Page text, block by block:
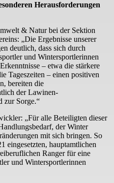
Herausforderungen
& Natur bei der Sektion
„Die Ergebnisse unserer
deutlich, dass sich durch
und Wintersportlerinnen
– etwa die stärkere
Tageszeiten – einen positiven
bereiten die
der Lawinen-
zur Sorge.“
„Für alle Beteiligten dieser
der Winter
mit sich bringen. So
eingesetzten, hauptamtlichen
Ranger für eine
und Wintersportlerinnen